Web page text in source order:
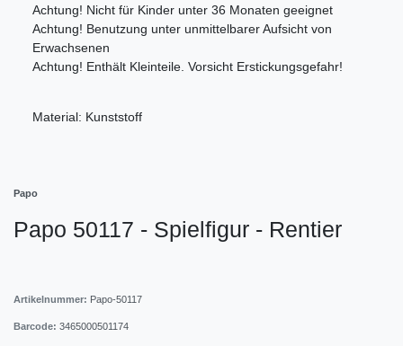
Achtung! Nicht für Kinder unter 36 Monaten geeignet
Achtung! Benutzung unter unmittelbarer Aufsicht von
Erwachsenen
Achtung! Enthält Kleinteile. Vorsicht Erstickungsgefahr!
Material: Kunststoff
Papo
Papo 50117 - Spielfigur - Rentier
Artikelnummer: Papo-50117
Barcode: 3465000501174